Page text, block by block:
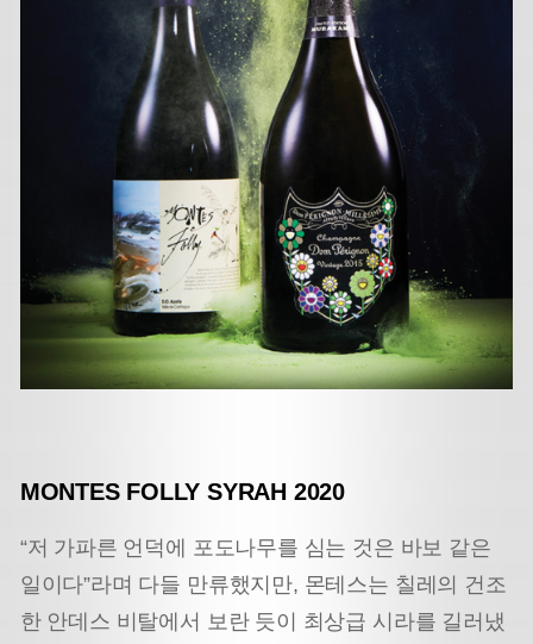
MONTES FOLLY SYRAH 2020
“저 가파른 언덕에 포도나무를 심는 것은 바보 같은
일이다”라며 다들 만류했지만, 몬테스는 칠레의 건조
한 안데스 비탈에서 보란 듯이 최상급 시라를 길러냈